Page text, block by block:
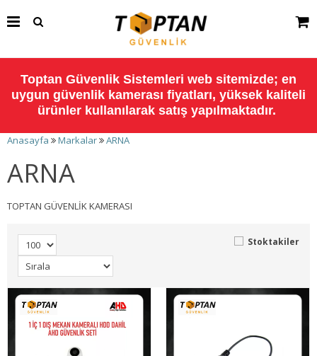
Toptan Güvenlik Sistemleri web sitemizde; en
uygun güvenlik kamerası fiyatları, yüksek kaliteli
ürünler kullanılarak satış yapılmaktadır.
Anasayfa Markalar ARNA
ARNA
TOPTAN GÜVENLİK KAMERASI
Stoktakiler